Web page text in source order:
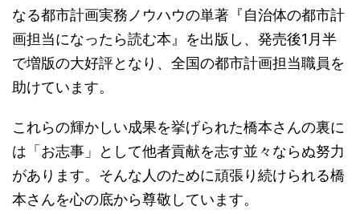
なる都市計画実務ノウハウの単著『自治体の都市計
画担当になったら読む本』を出版し、発売後1月半
で増版の大好評となり、全国の都市計画担当職員を
助けています。
これらの輝かしい成果を挙げられた橋本さんの裏に
は「お志事」として他者貢献を志す並々ならぬ努力
があります。そんな人のために頑張り続けられる橋
本さんを心の底から尊敬しています。